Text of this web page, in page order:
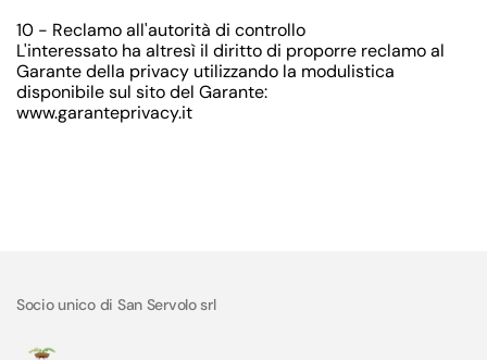
10 - Reclamo all'autorità di controllo
L'interessato ha altresì il diritto di proporre reclamo al
Garante della privacy utilizzando la modulistica
disponibile sul sito del Garante:
www.garanteprivacy.it
Socio unico di San Servolo srl